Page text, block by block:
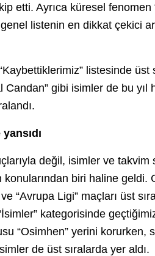
etti. Ayrıca küresel fenomen
listenin en dikkat çekici
listesinde üst
Candan” gibi isimler de bu yıl
değil, isimler ve takvim
biri haline geldi.
“Avrupa Ligi” maçları üst
kategorisinde
“Osimhen” yerini korurken,
de üst sıralarda yer aldı.